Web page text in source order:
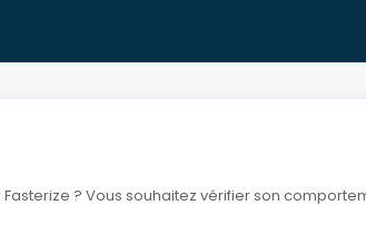
? Vous souhaitez vérifier son